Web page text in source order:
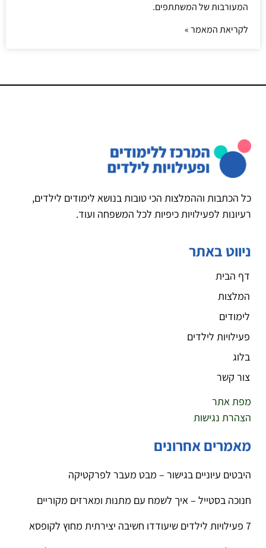
המעורבות של המשתתפים.
לקריאת המאמר »
כל הכתבות וההמלצות הכי טובות בנושא לימודים לילדים,
רעיונות לפעילויות כיפיות לכל המשפחה ועוד.
ניווט באתר
דף הבית
המלצות
לימודים
פעילויות לילדים
בלוג
צור קשר
מפת אתר
הצהרת נגישות
מאמרים אחרונים
היבטים עיוניים בגישור – מבט מעבר לפרקטיקה
חנוכה בסטייל – איך לשמח עם מתנות ומארזים מקוריים
7 פעילויות לילדים שיעודדו חשיבה יצירתית מחוץ לקופסא